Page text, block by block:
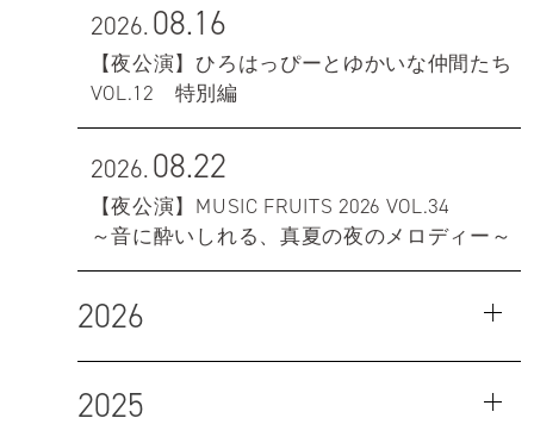
2026.08.16
【夜公演】ひろはっぴーとゆかいな仲間たち
VOL.12 特別編
2026.08.22
【夜公演】MUSIC FRUITS 2026 VOL.34
～音に酔いしれる、真夏の夜のメロディー～
2026
2025